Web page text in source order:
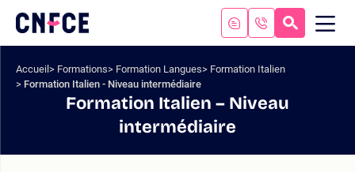
contenu
Logo
site
Accueil Formations Formation Langues
Formation Italien
Formation Italien - Niveau intermédiaire
Formation Italien – Niveau
intermédiaire